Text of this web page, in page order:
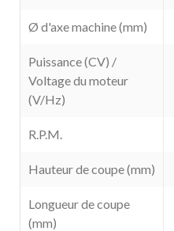
Ø d'axe machine (mm)
Puissance (CV) /
Voltage du moteur
(V/Hz)
R.P.M.
Hauteur de coupe (mm)
Longueur de coupe
(mm)